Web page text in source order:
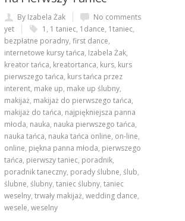
By Izabela Żak
No comments
yet
1 , 1 taniec, 1dance, 1taniec,
bezpłatne poradny, first dance,
internetowe kursy tańca, Izabela Żak,
kreator tańca, kreatortanca, kurs, kurs
pierwszego tańca, kurs tańca przez
interent, make up, make up ślubny,
makijaż, makijaż do pierwszego tańca,
makijaż do tańca, najpiękniejsza panna
młoda, nauka, nauka pierwszego tańca,
nauka tańca, nauka tańca online, on-line,
online, piękna panna młoda, pierwszego
tańca, pierwszy taniec, poradnik,
poradnik taneczny, porady ślubne, ślub,
ślubne, ślubny, taniec ślubny, taniec
weselny, trwały makijaż, wedding dance,
wesele, weselny